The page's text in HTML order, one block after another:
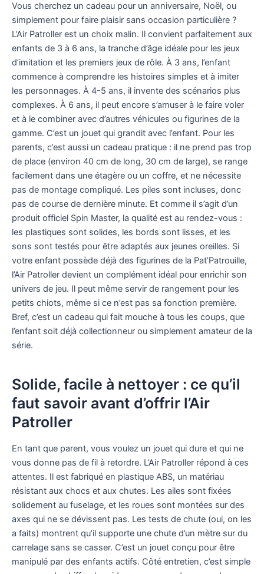
Vous cherchez un cadeau pour un anniversaire, Noël, ou
simplement pour faire plaisir sans occasion particulière ?
L’Air Patroller est un choix malin. Il convient parfaitement aux
enfants de 3 à 6 ans, la tranche d’âge idéale pour les jeux
d’imitation et les premiers jeux de rôle. À 3 ans, l’enfant
commence à comprendre les histoires simples et à imiter
les personnages. À 4-5 ans, il invente des scénarios plus
complexes. À 6 ans, il peut encore s’amuser à le faire voler
et à le combiner avec d’autres véhicules ou figurines de la
gamme. C’est un jouet qui grandit avec l’enfant. Pour les
parents, c’est aussi un cadeau pratique : il ne prend pas trop
de place (environ 40 cm de long, 30 cm de large), se range
facilement dans une étagère ou un coffre, et ne nécessite
pas de montage compliqué. Les piles sont incluses, donc
pas de course de dernière minute. Et comme il s’agit d’un
produit officiel Spin Master, la qualité est au rendez-vous :
les plastiques sont solides, les bords sont lisses, et les
sons sont testés pour être adaptés aux jeunes oreilles. Si
votre enfant possède déjà des figurines de la Pat’Patrouille,
l’Air Patroller devient un complément idéal pour enrichir son
univers de jeu. Il peut même servir de rangement pour les
petits chiots, même si ce n’est pas sa fonction première.
Bref, c’est un cadeau qui fait mouche à tous les coups, que
l’enfant soit déjà collectionneur ou simplement amateur de la
série.
Solide, facile à nettoyer : ce qu’il
faut savoir avant d’offrir l’Air
Patroller
En tant que parent, vous voulez un jouet qui dure et qui ne
vous donne pas de fil à retordre. L’Air Patroller répond à ces
attentes. Il est fabriqué en plastique ABS, un matériau
résistant aux chocs et aux chutes. Les ailes sont fixées
solidement au fuselage, et les roues sont montées sur des
axes qui ne se dévissent pas. Les tests de chute (oui, on les
a faits) montrent qu’il supporte une chute d’un mètre sur du
carrelage sans se casser. C’est un jouet conçu pour être
manipulé par des enfants actifs. Côté entretien, c’est simple